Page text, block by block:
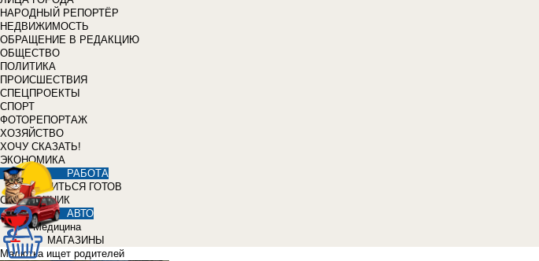
НАРОДНЫЙ РЕПОРТЁР
НЕДВИЖИМОСТЬ
ОБРАЩЕНИЕ В РЕДАКЦИЮ
ОБЩЕСТВО
ПОЛИТИКА
ПРОИСШЕСТВИЯ
СПЕЦПРОЕКТЫ
СПОРТ
ФОТОРЕПОРТАЖ
ХОЗЯЙСТВО
ХОЧУ СКАЗАТЬ!
ЭКОНОМИКА
РАБОТА
УЧИТЬСЯ ГОТОВ
СПРАВОЧНИК
АВТО
Медицина
МАГАЗИНЫ
Малютка ищет родителей